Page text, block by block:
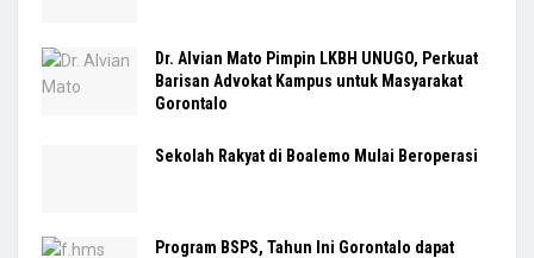
Dr. Alvian Mato Pimpin LKBH UNUGO, Perkuat
Barisan Advokat Kampus untuk Masyarakat
Gorontalo
Sekolah Rakyat di Boalemo Mulai Beroperasi
Program BSPS, Tahun Ini Gorontalo dapat